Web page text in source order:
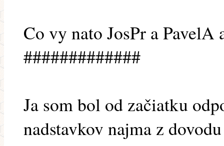
Co vy nato JosPr a PavelA
#############
Ja som bol od začiatku
nadstavkov najma z